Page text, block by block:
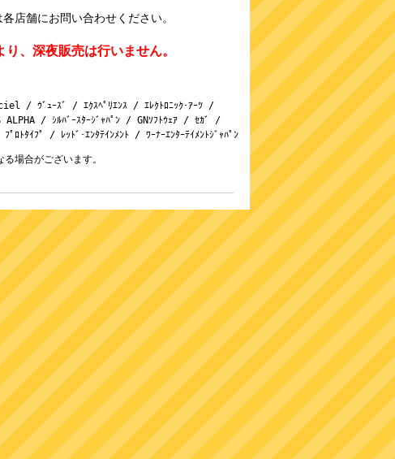
店舗にお問い合わせください。
、深夜販売は行いません。
/ ｳﾞｭｰｽﾞ / ｴｸｽﾍﾟﾘｴﾝｽ / ｴﾚｸﾄﾛﾆｯｸ･ｱｰﾂ /
ALPHA / ｼﾙﾊﾞｰｽﾀｰｼﾞｬﾊﾟﾝ / GNｿﾌﾄｳｪｱ / ｾｶﾞ /
ﾌﾟ / ﾚｯﾄﾞ･ｴﾝﾀﾃｲﾝﾒﾝﾄ / ﾜｰﾅｰｴﾝﾀｰﾃｲﾒﾝﾄｼﾞｬﾊﾟﾝ
場合がございます。